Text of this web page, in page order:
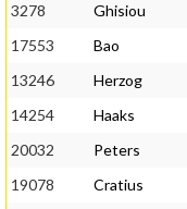
3278
Ghisiou
17553
Bao
13246
Herzog
14254
Haaks
20032
Peters
19078
Cratius